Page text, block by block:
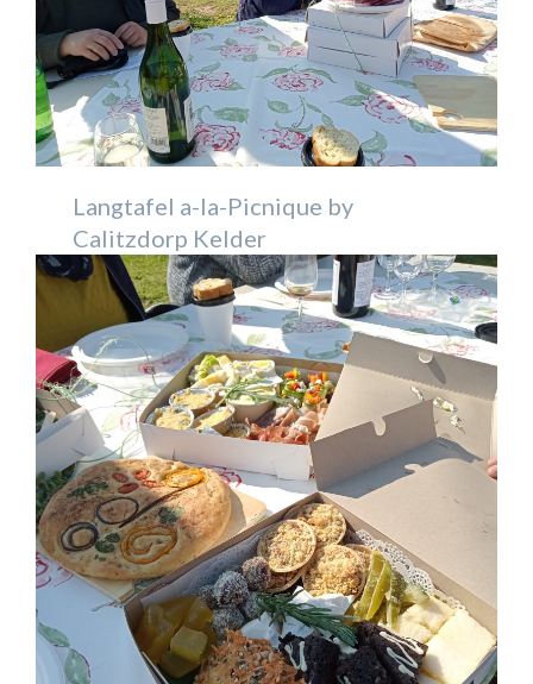
Langtafel a-la-Picnique by
Calitzdorp Kelder